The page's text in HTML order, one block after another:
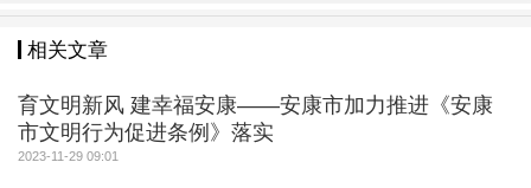
相关文章
育文明新风 建幸福安康——安康市加力推进《安康
市文明行为促进条例》落实
2023-11-29 09:01